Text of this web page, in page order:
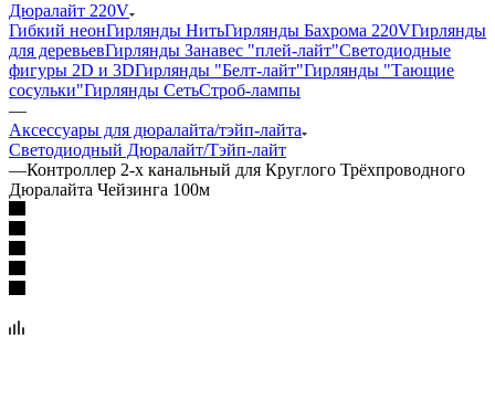
Дюралайт 220V
Гибкий неонГирлянды НитьГирлянды Бахрома 220VГирлянды
для деревьевГирлянды Занавес "плей-лайт"Светодиодные
фигуры 2D и 3DГирлянды "Белт-лайт"Гирлянды "Тающие
сосульки"Гирлянды СетьСтроб-лампы
—
Аксессуары для дюралайта/тэйп-лайта
Светодиодный Дюралайт/Тэйп-лайт
—Контроллер 2-х канальный для Круглого Трёхпроводного
Дюралайта Чейзинга 100м